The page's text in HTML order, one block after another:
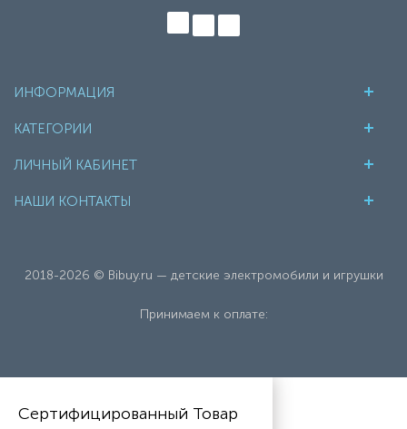
ИНФОРМАЦИЯ
КАТЕГОРИИ
ЛИЧНЫЙ КАБИНЕТ
НАШИ КОНТАКТЫ
2018-2026 © Bibuy.ru — детские электромобили и игрушки
Принимаем к оплате:
Сертифицированный Товар